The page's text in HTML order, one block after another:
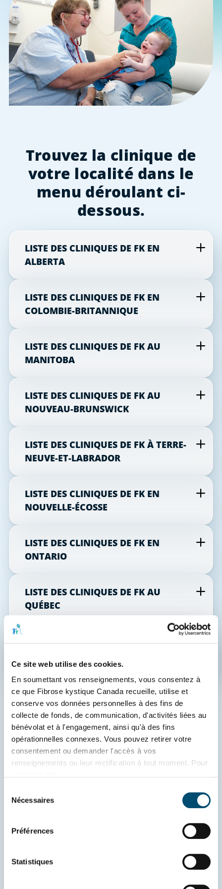
Ce site web utilise des cookies.
En soumettant vos renseignements, vous consentez à
ce que Fibrose kystique Canada recueille, utilise et
conserve vos données personnelles à des fins de
collecte de fonds, de communication, d'activités liées au
bénévolat et à l'engagement, ainsi qu'à des fins
opérationnelles connexes. Vous pouvez retirer votre
consentement ou demander l'accès à vos
renseignements ou leur rectification à tout moment. Pour
Nécessaires
Préférences
Statistiques
Trouvez la clinique de
votre localité dans le
menu déroulant ci-
dessous.
LISTE DES CLINIQUES DE FK EN
ALBERTA
LISTE DES CLINIQUES DE FK EN
COLOMBIE-BRITANNIQUE
LISTE DES CLINIQUES DE FK AU
MANITOBA
LISTE DES CLINIQUES DE FK AU
NOUVEAU-BRUNSWICK
LISTE DES CLINIQUES DE FK À TERRE-
NEUVE-ET-LABRADOR
LISTE DES CLINIQUES DE FK EN
NOUVELLE-ÉCOSSE
LISTE DES CLINIQUES DE FK EN
ONTARIO
LISTE DES CLINIQUES DE FK AU
QUÉBEC
LISTE DES CLINIQUES DE FK EN
Les soins de la fibrose
kystique au Canada
Les cliniques de fibrose kystique (FK) offrent des
personnes atteintes de fibrose kystique. Les 40
cliniques de FK du Canada, qui sont situées dans
des contextes hospitaliers et sont souvent
interdisciplinaire, les cliniques proposent aux
patients un accès à des soins complets de la FK.
Les cliniques de FK offrent des services aux